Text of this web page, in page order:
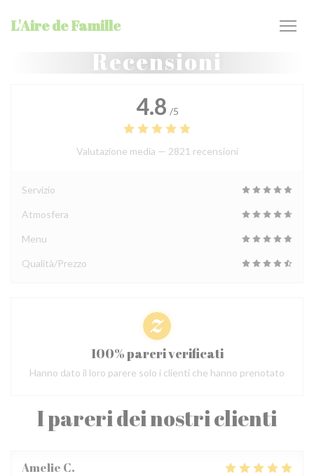
L'Aire de Famille
Recensioni
I pareri dei nostri clienti
Amelie C
4.8 /5
Valutazione media — 2821 recensioni
Servizio
Atmosfera
Menu
Qualità/Prezzo
100% pareri verificati
Hanno dato il loro parere solo i clienti che hanno prenotato